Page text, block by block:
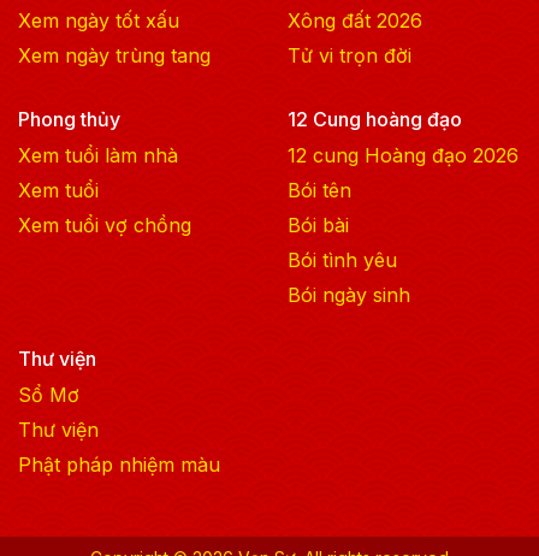
Xem ngày tốt xấu
Xem ngày trùng tang
Xông đất 2026
Tử vi trọn đời
Phong thủy
Xem tuổi làm nhà
Xem tuổi
Xem tuổi vợ chồng
12 Cung hoàng đạo
12 cung Hoàng đạo 2026
Bói tên
Bói bài
Bói tình yêu
Bói ngày sinh
Thư viện
Sổ Mơ
Thư viện
Phật pháp nhiệm màu